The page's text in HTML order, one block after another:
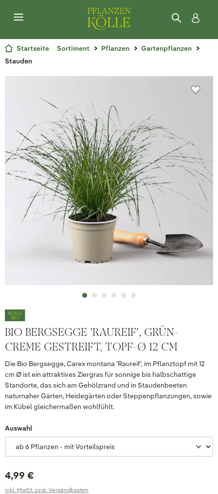
Startseite Sortiment Pflanzen
Gartenpflanzen
Stauden
BIO BERGSEGGE 'RAUREIF', GRÜN-
CREME GESTREIFT, TOPF-Ø 12 CM
Die Bio Bergsegge, Carex montana 'Raureif', im Pflanztopf mit 12
cm Ø ist ein attraktives Ziergras für sonnige bis halbschattige
Standorte, das sich am Gehölzrand und in Staudenbeeten
naturnaher Gärten, Heidegärten oder Steppenpflanzungen, sowie
im Kübel gleichermaßen wohlfühlt.
Auswahl
4,99 €
inkl. MwSt. zzgl. Versandkosten